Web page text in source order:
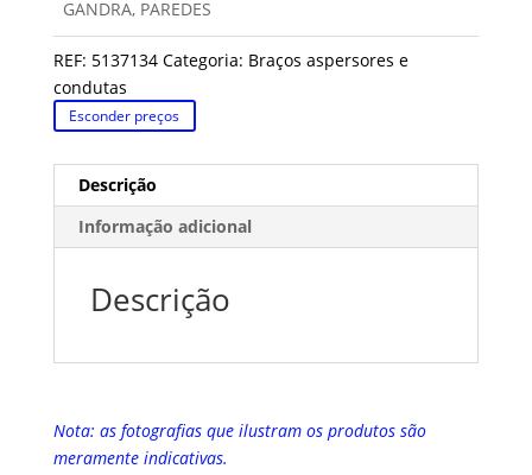
GANDRA, PAREDES
REF: 5137134 Categoria: Braços aspersores e
condutas
Esconder preços
Descrição
Informação adicional
Descrição
Nota: as fotografias que ilustram os produtos são
meramente indicativas.